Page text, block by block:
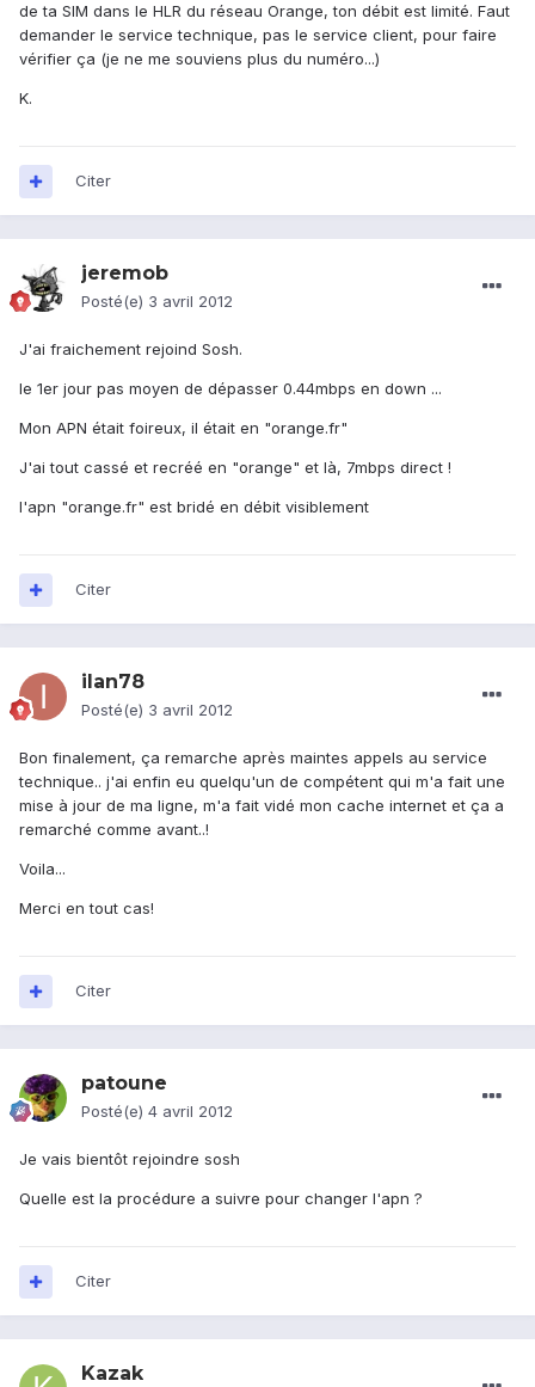
de ta SIM dans le HLR du réseau Orange, ton débit est limité. Faut
demander le service technique, pas le service client, pour faire
vérifier ça (je ne me souviens plus du numéro...)
K.
Citer
jeremob
Posté(e) 3 avril 2012
J'ai fraichement rejoind Sosh.
le 1er jour pas moyen de dépasser 0.44mbps en down ...
Mon APN était foireux, il était en "orange.fr"
J'ai tout cassé et recréé en "orange" et là, 7mbps direct !
l'apn "orange.fr" est bridé en débit visiblement
Citer
ilan78
Posté(e) 3 avril 2012
Bon finalement, ça remarche après maintes appels au service
technique.. j'ai enfin eu quelqu'un de compétent qui m'a fait une
mise à jour de ma ligne, m'a fait vidé mon cache internet et ça a
remarché comme avant..!
Voila...
Merci en tout cas!
Citer
patoune
Posté(e) 4 avril 2012
Je vais bientôt rejoindre sosh
Quelle est la procédure a suivre pour changer l'apn ?
Citer
Kazak